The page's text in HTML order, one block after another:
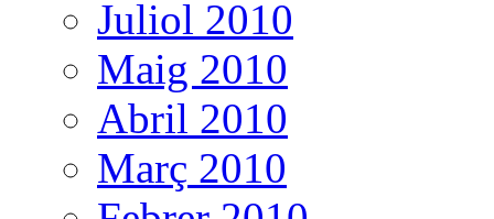
Juliol 2010
Maig 2010
Abril 2010
Març 2010